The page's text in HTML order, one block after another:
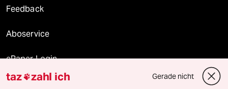
Feedback
Aboservice
ePaper Login
Downloads für Abonnierende
taz zahl ich Gerade nicht